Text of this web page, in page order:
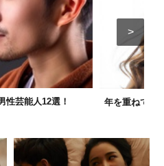
性芸能人12選！ 年を重ねても